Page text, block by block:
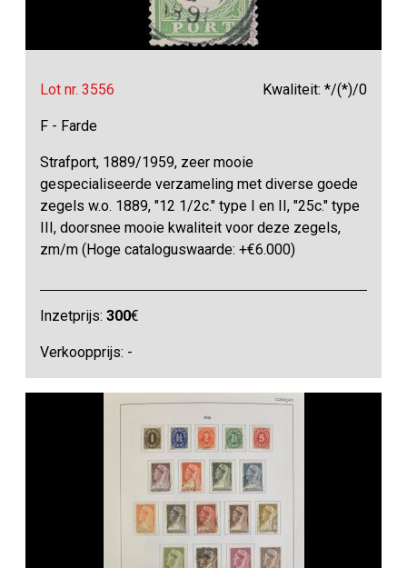
Lot nr. 3556 Kwaliteit: */(*)/0
F - Farde
Strafport, 1889/1959, zeer mooie
gespecialiseerde verzameling met diverse goede
zegels w.o. 1889, "12 1/2c." type I en II, "25c." type
III, doorsnee mooie kwaliteit voor deze zegels,
zm/m (Hoge cataloguswaarde: +€6.000)
Inzetprijs:300€
Verkoopprijs: -